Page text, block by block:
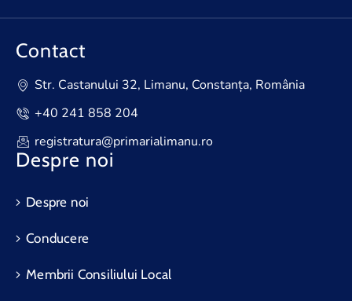
Contact
Str. Castanului 32, Limanu, Constanța, România
+40 241 858 204
registratura@primarialimanu.ro
Despre noi
Despre noi
Conducere
Membrii Consiliului Local